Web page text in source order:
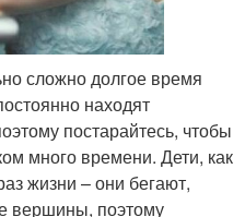
сложно долгое время
находят
постарайтесь, чтобы
много времени. Дети, как
жизни – они бегают,
вершины, поэтому